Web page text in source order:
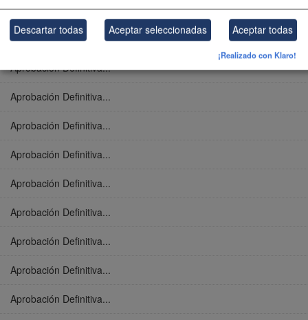
Aprobación Definitiva...
Aprobación Definitiva...
Aprobación Definitiva...
Aprobación Definitiva...
Aprobación Definitiva...
Aprobación Definitiva...
Aprobación Definitiva...
Aprobación Definitiva...
Aprobación Definitiva...
Aprobación Definitiva...
Aprobación Definitiva...
Descartar todas Aceptar seleccionadas Aceptar todas
¡Realizado con Klaro!